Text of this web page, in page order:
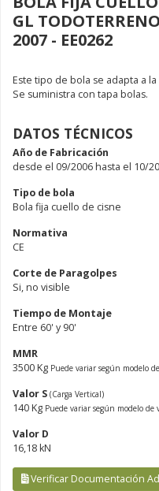
GL
2007 - EE0262
Este tipo de bola se adapta a
Se suministra con tapa bolas.
DATOS TÉCNICOS
Año de Fabricación
desde el 09/2006 hasta el 10/
Tipo de bola
Bola fija cuello de cisne
Normativa
CE
Corte de Paragolpes
Si, no visible
Tiempo de Montaje
Entre 60' y 90'
MMR
3500 Kg Puede variar según modelo
Valor S (Carga Vertical)
140 Kg Puede variar según modelo de
Valor D
16,18 kN
Verificar Documentación